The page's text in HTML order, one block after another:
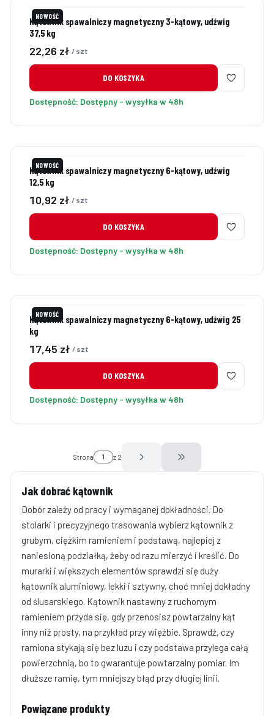
NOWOŚĆ
Kątownik spawalniczy magnetyczny 3-kątowy, udźwig
37,5 kg
Cena
22,26 zł / szt
DO KOSZYKA
Dostępność: Dostępny - wysyłka w 48h
NOWOŚĆ
Kątownik spawalniczy magnetyczny 6-kątowy, udźwig
12,5 kg
Cena
10,92 zł / szt
DO KOSZYKA
Dostępność: Dostępny - wysyłka w 48h
NOWOŚĆ
Kątownik spawalniczy magnetyczny 6-kątowy, udźwig 25
kg
Cena
17,45 zł / szt
DO KOSZYKA
Dostępność: Dostępny - wysyłka w 48h
Strona z 2 Przejdź do ostatniej
Jak dobrać kątownik
Dobór zależy od pracy i wymaganej dokładności. Do
stolarki i precyzyjnego trasowania wybierz kątownik z
grubym, ciężkim ramieniem i podstawą, najlepiej z
naniesioną podziałką, żeby od razu mierzyć i kreślić. Do
murarki i większych elementów sprawdzi się duży
kątownik aluminiowy, lekki i sztywny, choć mniej dokładny
od ślusarskiego. Kątownik nastawny z ruchomym
ramieniem przyda się, gdy przenosisz powtarzalny kąt
inny niż prosty, na przykład przy więźbie. Sprawdź, czy
ramiona stykają się bez luzu i czy podstawa przylega całą
powierzchnią, bo to gwarantuje powtarzalny pomiar. Im
dłuższe ramię, tym mniejszy błąd przy długiej linii.
Powiązane produkty